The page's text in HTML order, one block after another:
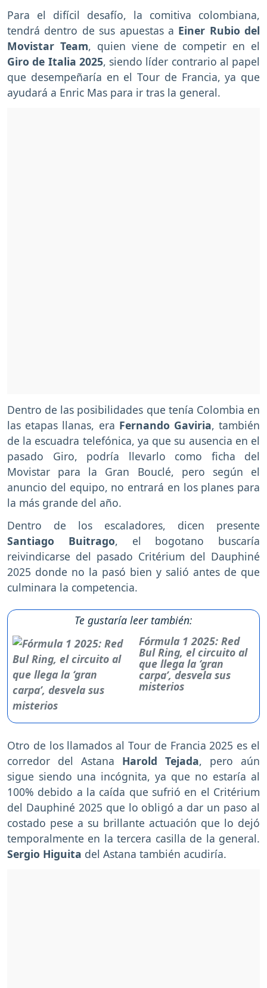
Para el difícil desafío, la comitiva colombiana,
tendrá dentro de sus apuestas a Einer Rubio del
Movistar Team, quien viene de competir en el
Giro de Italia 2025, siendo líder contrario al papel
que desempeñaría en el Tour de Francia, ya que
ayudará a Enric Mas para ir tras la general.
Dentro de las posibilidades que tenía Colombia en
las etapas llanas, era Fernando Gaviria, también
de la escuadra telefónica, ya que su ausencia en el
pasado Giro, podría llevarlo como ficha del
Movistar para la Gran Bouclé, pero según el
anuncio del equipo, no entrará en los planes para
la más grande del año.
Dentro de los escaladores, dicen presente
Santiago Buitrago, el bogotano buscaría
reivindicarse del pasado Critérium del Dauphiné
2025 donde no la pasó bien y salió antes de que
culminara la competencia.
Te gustaría leer también:
Fórmula 1 2025: Red
Bul Ring, el circuito al
que llega la ‘gran
carpa’, desvela sus
misterios
Otro de los llamados al Tour de Francia 2025 es el
corredor del Astana Harold Tejada, pero aún
sigue siendo una incógnita, ya que no estaría al
100% debido a la caída que sufrió en el Critérium
del Dauphiné 2025 que lo obligó a dar un paso al
costado pese a su brillante actuación que lo dejó
temporalmente en la tercera casilla de la general.
Sergio Higuita del Astana también acudiría.